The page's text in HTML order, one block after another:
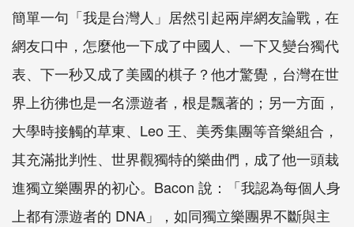
簡單一句「我是台灣人」居然引起兩岸網友論戰，在
網友口中，怎麼他一下成了中國人、一下又變台獨代
表、下一秒又成了美國的棋子？他才驚覺，台灣在世
界上彷彿也是一名漂遊者，根是飄著的；另一方面，
大學時接觸的草東、Leo 王、美秀集團等音樂組合，
其充滿批判性、世界觀獨特的樂曲們，成了他一頭栽
進獨立樂團界的初心。Bacon 說：「我認為每個人身
上都有漂遊者的 DNA」，如同獨立樂團界不斷與主